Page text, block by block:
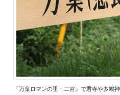
『万葉ロマンの里・二宮』で君寺や多鳩